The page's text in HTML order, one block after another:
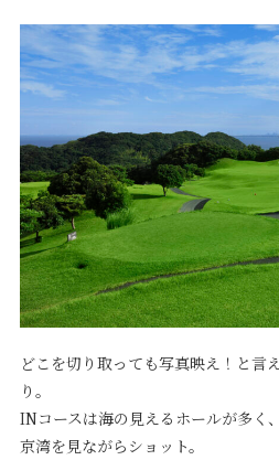
どこを切り取っても写真映え！と言
り。
INコースは海の見えるホールが多く
京湾を見ながらショット。